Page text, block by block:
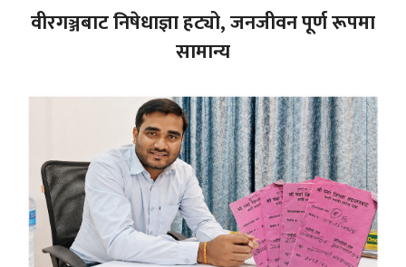
वीरगञ्जबाट निषेधाज्ञा हट्यो, जनजीवन पूर्ण रूपमा
सामान्य